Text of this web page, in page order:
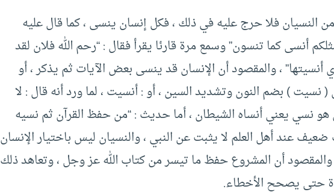
النسيان فلا حرج عليه في ذلك ، فكل إنسان ينسى ، كما قال عليه
أنسى كما تنسون” وسمع مرة قارئا يقرأ فقال : “رحم الله فلان لقد
أنسيتها” ، والمقصود أن الإنسان قد ينسى بعض الآيات ثم يذكر ، أو
نسيت ) بضم النون وتشديد السين ، أو : أنسيت ، لما ورد أنه قال : لا
نسي يعني أنساه الشيطان ، أما حديث : “من حفظ القرآن ثم نسيه
عند أهل العلم لا يثبت عن النبي ، والنسيان ليس باختيار الإنسان
أن المشروع حفظ ما تيسر من كتاب الله عز وجل ، وتعاهد ذلك
حتى يصحح الأخطاء.